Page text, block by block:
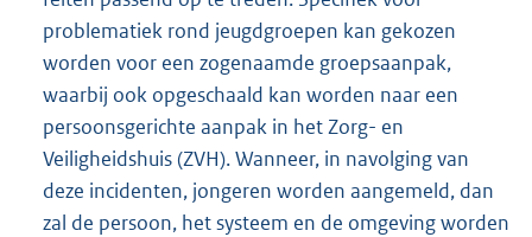
problematiek rond jeugdgroepen kan gekozen
worden voor een zogenaamde groepsaanpak,
waarbij ook opgeschaald kan worden naar een
persoonsgerichte aanpak in het Zorg- en
Veiligheidshuis (ZVH). Wanneer, in navolging van
deze incidenten, jongeren worden aangemeld, dan
zal de persoon, het systeem en de omgeving worden